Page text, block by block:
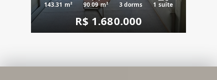
143.31 m² 90.09 m² 3 dorms 1 suíte
R$ 1.680.000